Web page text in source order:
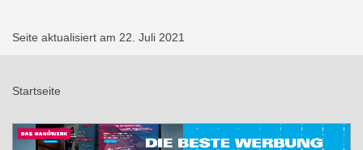
versenden
Seite aktualisiert am 22. Juli 2021
Startseite